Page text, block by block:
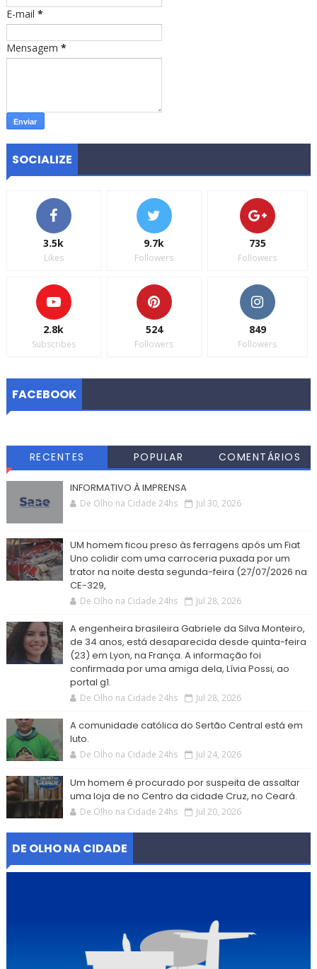
E-mail *
Mensagem *
SOCIALIZE
3.5k
Likes
9.7k
Followers
735
Followers
2.8k
Subscribes
524
Followers
849
Followers
FACEBOOK
RECENTES POPULAR COMENTÁRIOS
INFORMATIVO À IMPRENSA
De Olho na Cidade 24hs Jul 30, 2026
UM homem ficou preso às ferragens após um Fiat
Uno colidir com uma carroceria puxada por um
trator na noite desta segunda-feira (27/07/2026 na
CE-329,
De Olho na Cidade 24hs Jul 28, 2026
A engenheira brasileira Gabriele da Silva Monteiro,
de 34 anos, está desaparecida desde quinta-feira
(23) em Lyon, na França. A informação foi
confirmada por uma amiga dela, Lívia Possi, ao
portal g1.
De Olho na Cidade 24hs Jul 28, 2026
A comunidade católica do Sertão Central está em
luto.
De Olho na Cidade 24hs Jul 24, 2026
Um homem é procurado por suspeita de assaltar
uma loja de no Centro da cidade Cruz, no Ceará.
De Olho na Cidade 24hs Jul 20, 2026
DE OLHO NA CIDADE